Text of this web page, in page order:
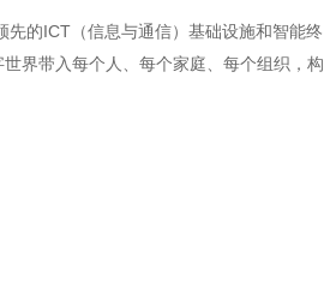
先的ICT（信息与通信）基础设施和智能终
界带入每个人、每个家庭、每个组织，构